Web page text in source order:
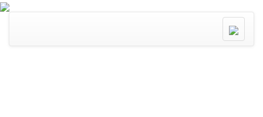
Menü
ein/